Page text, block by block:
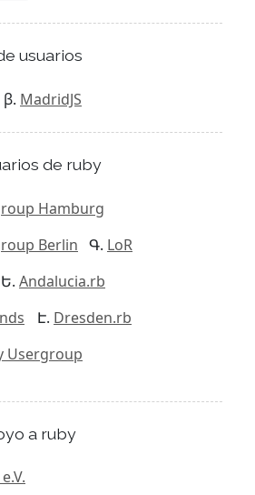
usuarios
MadridJS
de ruby
Hamburg
Berlin
LoR
Andalucia.rb
Dresden.rb
Usergroup
a ruby